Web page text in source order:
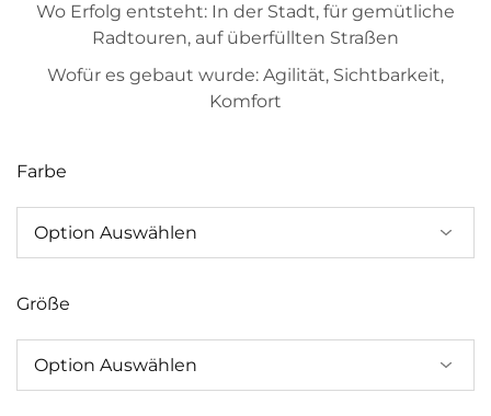
Wo Erfolg entsteht: In der Stadt, für gemütliche
Radtouren, auf überfüllten Straßen
Wofür es gebaut wurde: Agilität, Sichtbarkeit,
Komfort
Farbe
Größe